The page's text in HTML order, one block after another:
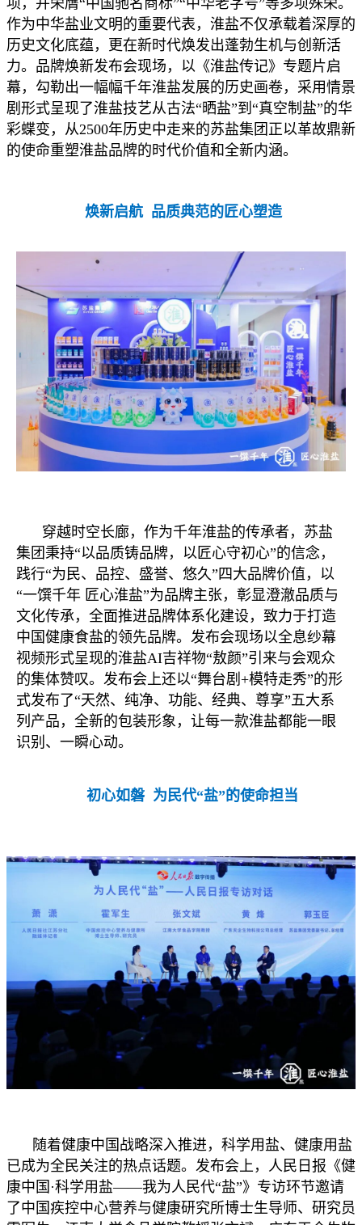
项，并荣膺“中国驰名商标”“中华老字号”等多项殊荣。
作为中华盐业文明的重要代表，淮盐不仅承载着深厚的
历史文化底蕴，更在新时代焕发出蓬勃生机与创新活
力。品牌焕新发布会现场，以《淮盐传记》专题片启
幕，勾勒出一幅幅千年淮盐发展的历史画卷，采用情景
剧形式呈现了淮盐技艺从古法“晒盐”到“真空制盐”的华
彩蝶变，从2500年历史中走来的苏盐集团正以革故鼎新
的使命重塑淮盐品牌的时代价值和全新内涵。
焕新启航 品质典范的匠心塑造
穿越时空长廊，作为千年淮盐的传承者，苏盐
集团秉持“以品质铸品牌，以匠心守初心”的信念，
践行“为民、品控、盛誉、悠久”四大品牌价值，以
“一馔千年 匠心淮盐”为品牌主张，彰显澄澈品质与
文化传承，全面推进品牌体系化建设，致力于打造
中国健康食盐的领先品牌。发布会现场以全息纱幕
视频形式呈现的淮盐AI吉祥物“敖颜”引来与会观众
的集体赞叹。发布会上还以“舞台剧+模特走秀”的形
式发布了“天然、纯净、功能、经典、尊享”五大系
列产品，全新的包装形象，让每一款淮盐都能一眼
识别、一瞬心动。
初心如磐 为民代“盐”的使命担当
随着健康中国战略深入推进，科学用盐、健康用盐
已成为全民关注的热点话题。发布会上，人民日报《健
康中国·科学用盐——我为人民代“盐”》专访环节邀请
了中国疾控中心营养与健康研究所博士生导师、研究员